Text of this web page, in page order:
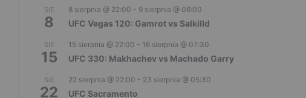
SIE
8
8 sierpnia @ 22:00 - 9 sierpnia @ 06:00
UFC Vegas 120: Gamrot vs Salkilld
SIE
15
15 sierpnia @ 22:00 - 16 sierpnia @ 07:30
UFC 330: Makhachev vs Machado Garry
SIE
22
22 sierpnia @ 22:00 - 23 sierpnia @ 05:30
UFC Sacramento